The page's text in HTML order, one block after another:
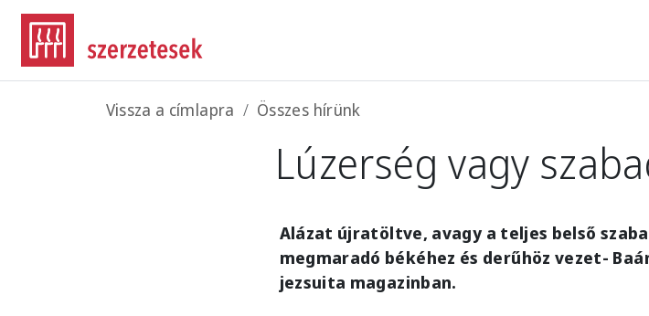
Ugrás a tartalomra
Morzsa
Vissza a címlapra Összes hírünk
Lúzerség vagy
Alázat újratöltve, avagy a teljes belső
megmaradó békéhez és derűhöz vezet-
jezsuita magazinban.